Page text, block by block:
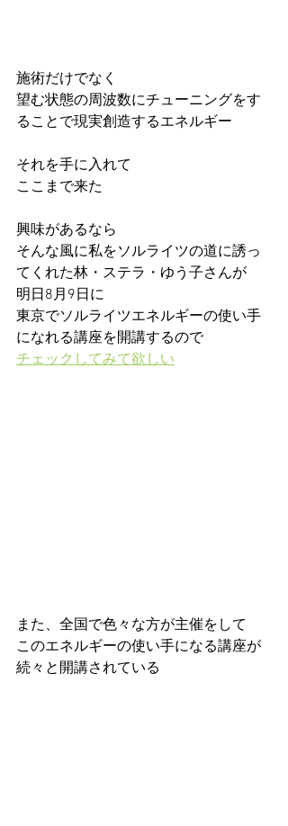
施術だけでなく
望む状態の周波数にチューニングをす
ることで現実創造するエネルギー
それを手に入れて
ここまで来た
興味があるなら
そんな風に私をソルライツの道に誘っ
てくれた林・ステラ・ゆう子さんが
明日8月9日に
東京でソルライツエネルギーの使い手
になれる講座を開講するので
チェックしてみて欲しい
また、全国で色々な方が主催をして
このエネルギーの使い手になる講座が
続々と開講されている